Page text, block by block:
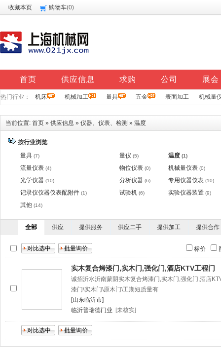
收藏本页 购物车(0)
首页 供应信息 求购 公司 展会
热门行业： 机床 机械加工 量具 五金 表面加工 机械量
当前位置: 首页 » 供应信息 » 仪器、仪表、检测 » 温度
按行业浏览
量具 (7) 量仪 (5) 温度 (1)
流量仪表 (4) 物位仪表 (0) 机械量仪表 (0)
光学仪器 (10) 分析仪器 (6) 专用仪器仪表 (10)
记录仪仪器仪表配附件 (1) 试验机 (6) 实验仪器装置 (9)
其他 (14)
全部 供应 提供服务 供应二手 提供加工 提供合作
标价
实木复合烤漆门,实木门,强化门,酒店KTV工程门
诚招沂水沂南蒙阴实木复合烤漆门,实木门,强化门,酒店
漆门\实木门\原木门\工期短质量有
[山东临沂市]
临沂普瑞德门业
[未核实]